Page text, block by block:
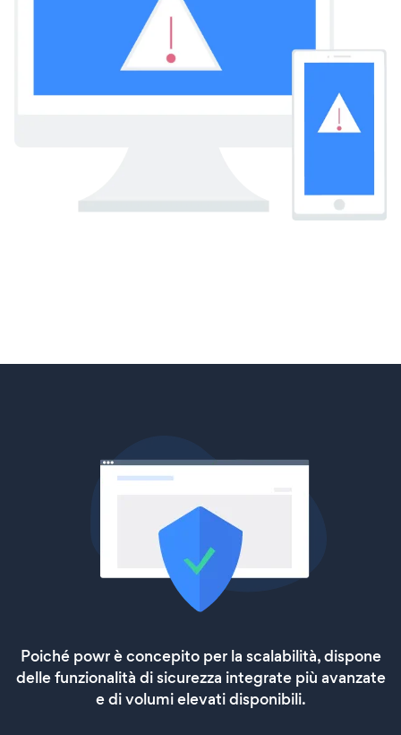
Poiché powr è concepito per la scalabilità, dispone
delle funzionalità di sicurezza integrate più avanzate
e di volumi elevati disponibili.